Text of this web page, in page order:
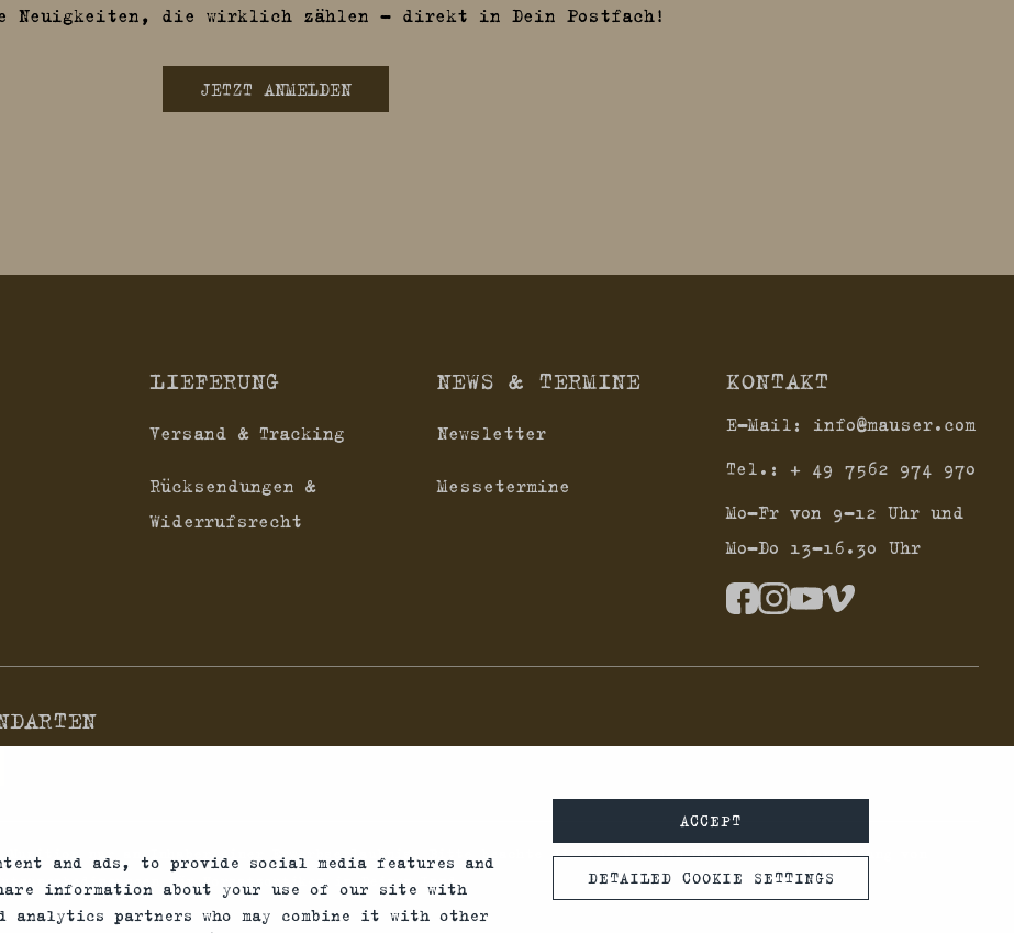
and ads, to provide social media features and
information about your use of our site with
partners who may combine it with other
ACCEPT
DETAILED COOKIE SETTINGS
Neuigkeiten, die wirklich zählen – direkt in Dein Postfach!
JETZT ANMELDEN
LIEFERUNG
Versand & Tracking
Rücksendungen &
Widerrufsrecht
NEWS & TERMINE
Newsletter
Messetermine
KONTAKT
E-Mail: info@mauser.com
Tel.: + 49 7562 974 970
Mo-Fr von 9-12 Uhr und
Mo-Do 13-16.30 Uhr
Munition nur an Inhaber einer Erwerbserlaubnis. Bitte beachte die rechtlichen Hinweise zur Verwendung von
für Vorsatzoptiken in Deinem Land.